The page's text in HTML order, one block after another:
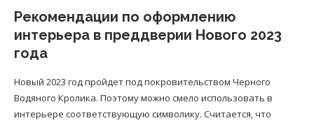
Рекомендации по оформлению
интерьера в преддверии Нового 2023
года
Новый 2023 год пройдет под покровительством Черного
Водяного Кролика. Поэтому можно смело использовать в
интерьере соответствующую символику. Считается, что